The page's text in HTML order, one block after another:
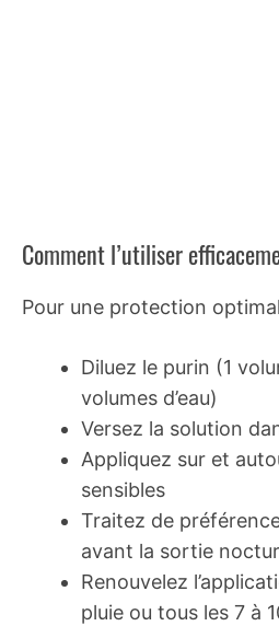
Comment l’utiliser
Pour une protection
Diluez le purin (1
volumes d’eau)
Versez la solution
Appliquez sur et
sensibles
Traitez de
avant la sortie
Renouvelez
pluie ou tous les 7 à